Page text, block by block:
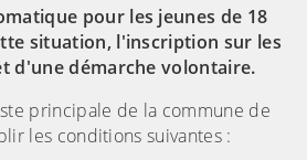
pour les jeunes de 18
situation, l'inscription sur les
d'une démarche volontaire.
principale de la commune de
les conditions suivantes :